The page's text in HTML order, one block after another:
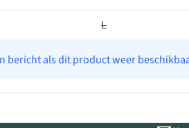
L
bericht als dit product weer